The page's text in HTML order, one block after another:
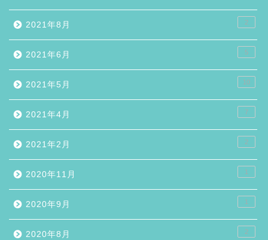
2021年8月 2
2021年6月 5
2021年5月 10
2021年4月 7
2021年2月 2
2020年11月 1
2020年9月 1
2020年8月 2